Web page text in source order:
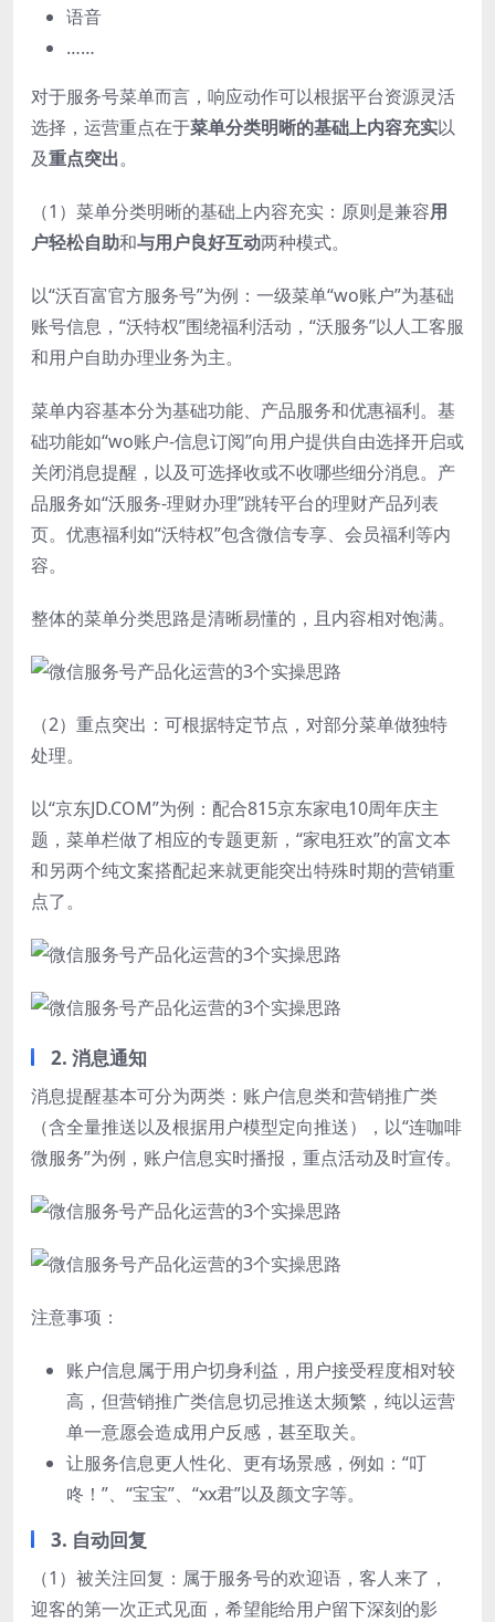
语音
……
对于服务号菜单而言，响应动作可以根据平台资源灵活
选择，运营重点在于菜单分类明晰的基础上内容充实以
及重点突出。
（1）菜单分类明晰的基础上内容充实：原则是兼容用
户轻松自助和与用户良好互动两种模式。
以“沃百富官方服务号”为例：一级菜单“wo账户”为基础
账号信息，“沃特权”围绕福利活动，“沃服务”以人工客服
和用户自助办理业务为主。
菜单内容基本分为基础功能、产品服务和优惠福利。基
础功能如“wo账户-信息订阅”向用户提供自由选择开启或
关闭消息提醒，以及可选择收或不收哪些细分消息。产
品服务如“沃服务-理财办理”跳转平台的理财产品列表
页。优惠福利如“沃特权”包含微信专享、会员福利等内
容。
整体的菜单分类思路是清晰易懂的，且内容相对饱满。
（2）重点突出：可根据特定节点，对部分菜单做独特
处理。
以“京东JD.COM”为例：配合815京东家电10周年庆主
题，菜单栏做了相应的专题更新，“家电狂欢”的富文本
和另两个纯文案搭配起来就更能突出特殊时期的营销重
点了。
2. 消息通知
消息提醒基本可分为两类：账户信息类和营销推广类
（含全量推送以及根据用户模型定向推送），以“连咖啡
微服务”为例，账户信息实时播报，重点活动及时宣传。
注意事项：
账户信息属于用户切身利益，用户接受程度相对较
高，但营销推广类信息切忌推送太频繁，纯以运营
单一意愿会造成用户反感，甚至取关。
让服务信息更人性化、更有场景感，例如：“叮
咚！”、“宝宝”、“xx君”以及颜文字等。
3. 自动回复
（1）被关注回复：属于服务号的欢迎语，客人来了，
迎客的第一次正式见面，希望能给用户留下深刻的影